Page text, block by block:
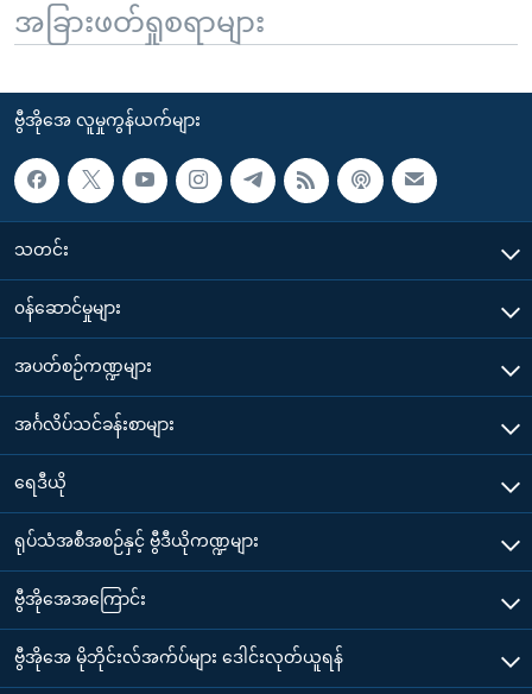
အခြားဖတ်ရှုစရာများ
ဗွီအိုအေ လူမှုကွန်ယက်များ
သတင်း
၀န်ဆောင်မှုများ
အပတ်စဉ်ကဏ္ဍများ
အင်္ဂလိပ်သင်ခန်းစာများ
ရေဒီယို
ရုပ်သံအစီအစဉ်နှင့် ဗွီဒီယိုကဏ္ဍများ
ဗွီအိုအေအကြောင်း
ဗွီအိုအေ မိုဘိုင်းလ်အက်ပ်များ ဒေါင်းလုတ်ယူရန်